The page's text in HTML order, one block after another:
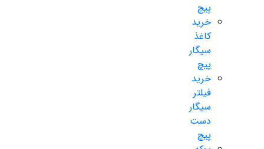
پیچ
خرید
کاغذ
سیگار
پیچ
خرید
فیلتر
سیگار
دست
پیچ